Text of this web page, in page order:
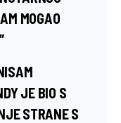
MOGAO
JE BIO S
STRANE S